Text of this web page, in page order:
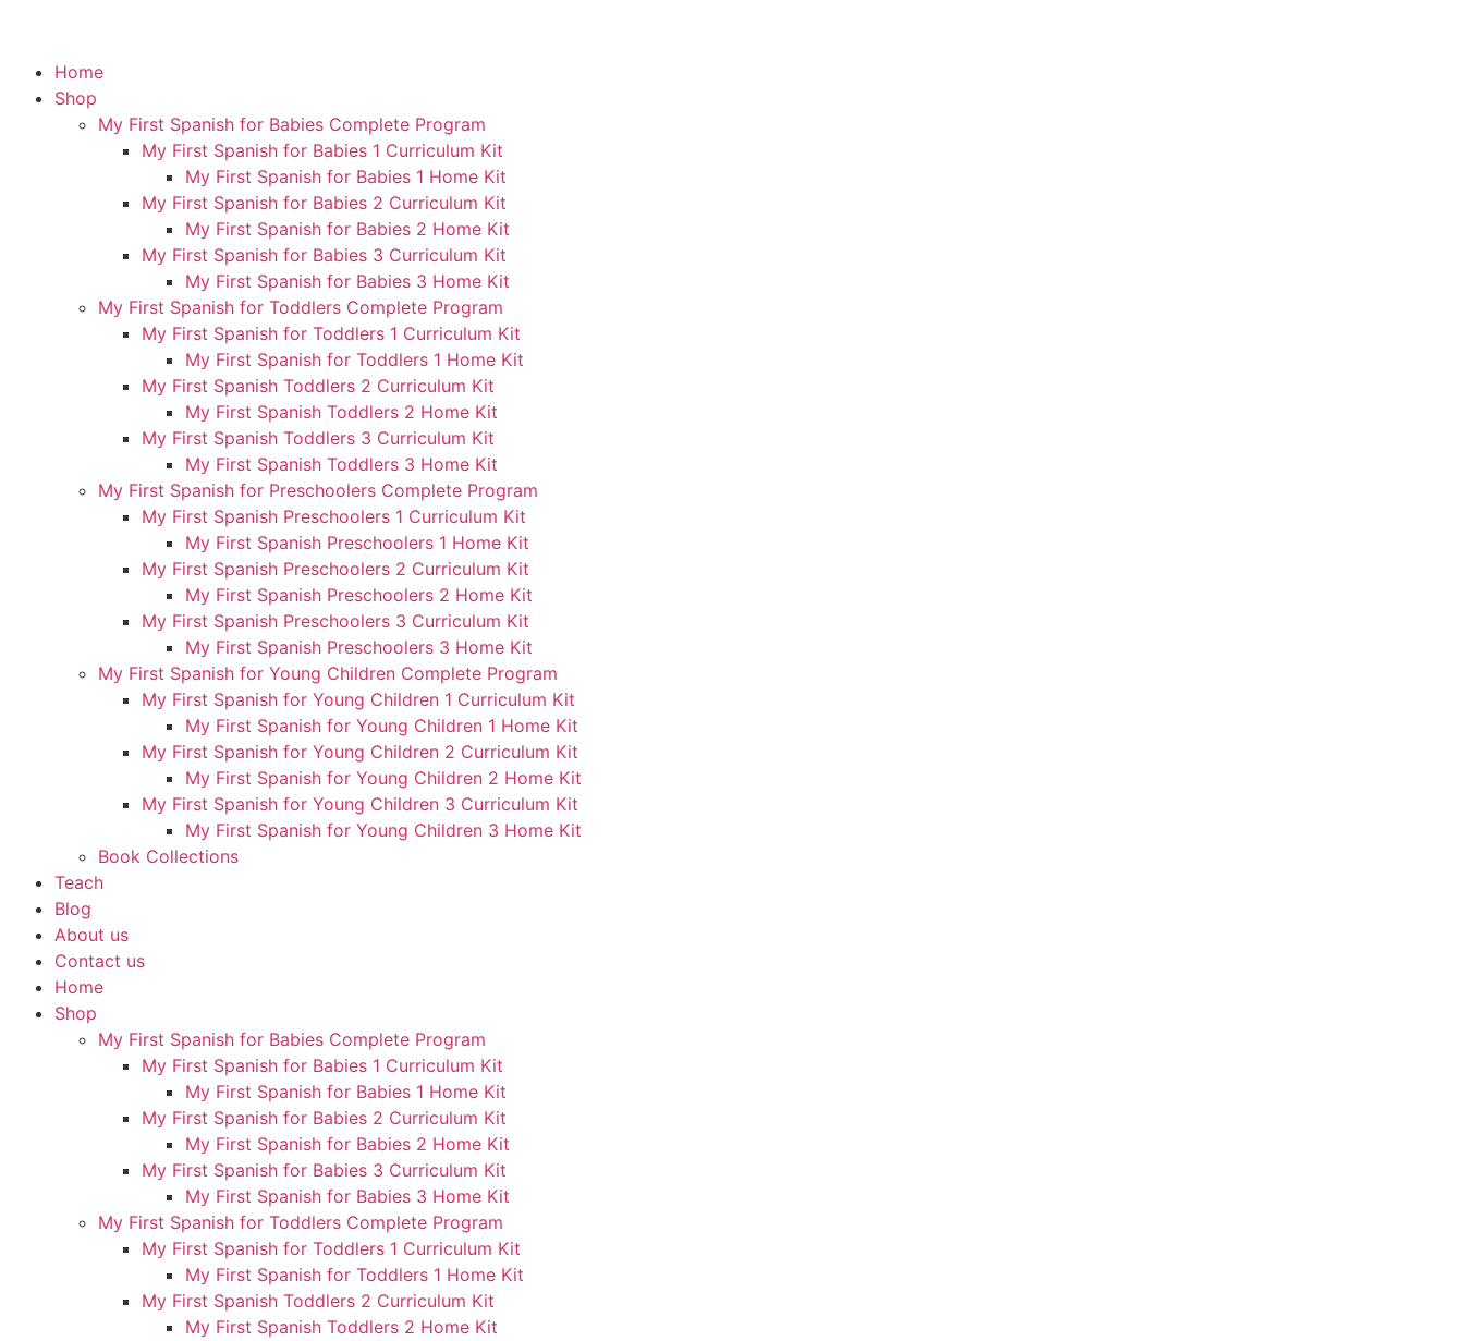
Home
Shop
My First Spanish for Babies Complete Program
My First Spanish for Babies 1 Curriculum Kit
My First Spanish for Babies 1 Home Kit
My First Spanish for Babies 2 Curriculum Kit
My First Spanish for Babies 2 Home Kit
My First Spanish for Babies 3 Curriculum Kit
My First Spanish for Babies 3 Home Kit
My First Spanish for Toddlers Complete Program
My First Spanish for Toddlers 1 Curriculum Kit
My First Spanish for Toddlers 1 Home Kit
My First Spanish Toddlers 2 Curriculum Kit
My First Spanish Toddlers 2 Home Kit
My First Spanish Toddlers 3 Curriculum Kit
My First Spanish Toddlers 3 Home Kit
My First Spanish for Preschoolers Complete Program
My First Spanish Preschoolers 1 Curriculum Kit
My First Spanish Preschoolers 1 Home Kit
My First Spanish Preschoolers 2 Curriculum Kit
My First Spanish Preschoolers 2 Home Kit
My First Spanish Preschoolers 3 Curriculum Kit
My First Spanish Preschoolers 3 Home Kit
My First Spanish for Young Children Complete Program
My First Spanish for Young Children 1 Curriculum Kit
My First Spanish for Young Children 1 Home Kit
My First Spanish for Young Children 2 Curriculum Kit
My First Spanish for Young Children 2 Home Kit
My First Spanish for Young Children 3 Curriculum Kit
My First Spanish for Young Children 3 Home Kit
Book Collections
Teach
Blog
About us
Contact us
Home
Shop
My First Spanish for Babies Complete Program
My First Spanish for Babies 1 Curriculum Kit
My First Spanish for Babies 1 Home Kit
My First Spanish for Babies 2 Curriculum Kit
My First Spanish for Babies 2 Home Kit
My First Spanish for Babies 3 Curriculum Kit
My First Spanish for Babies 3 Home Kit
My First Spanish for Toddlers Complete Program
My First Spanish for Toddlers 1 Curriculum Kit
My First Spanish for Toddlers 1 Home Kit
My First Spanish Toddlers 2 Curriculum Kit
My First Spanish Toddlers 2 Home Kit